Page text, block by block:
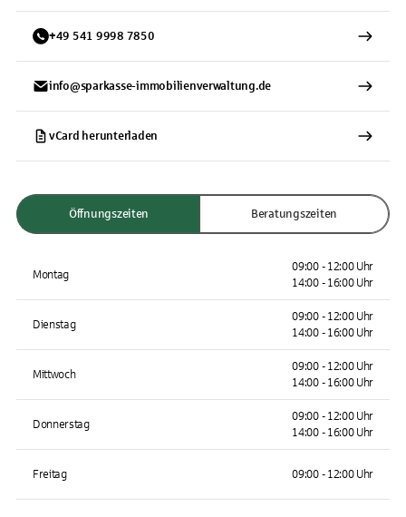
+49 541 9998 7850
info@sparkasse-immobilienverwaltung.de
vCard herunterladen
Öffnungszeiten Beratungszeiten
Montag
09:00 - 12:00 Uhr
14:00 - 16:00 Uhr
Dienstag
09:00 - 12:00 Uhr
14:00 - 16:00 Uhr
Mittwoch
09:00 - 12:00 Uhr
14:00 - 16:00 Uhr
Donnerstag
09:00 - 12:00 Uhr
14:00 - 16:00 Uhr
Freitag 09:00 - 12:00 Uhr